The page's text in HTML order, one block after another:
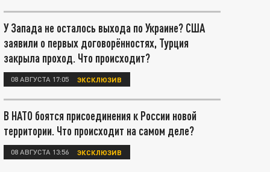
У Запада не осталось выхода по Украине? США
заявили о первых договорённостях, Турция
закрыла проход. Что происходит?
08 АВГУСТА 17:05 ЭКСКЛЮЗИВ
В НАТО боятся присоединения к России новой
территории. Что происходит на самом деле?
08 АВГУСТА 13:56 ЭКСКЛЮЗИВ